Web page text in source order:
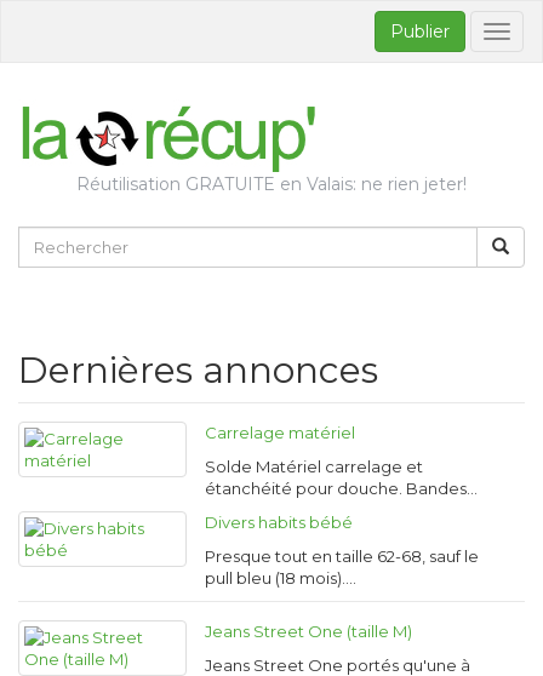
Publier
Réutilisation GRATUITE en Valais: ne rien jeter!
Dernières annonces
Carrelage matériel
Solde Matériel carrelage et
étanchéité pour douche. Bandes…
Divers habits bébé
Presque tout en taille 62-68, sauf le
pull bleu (18 mois).…
Jeans Street One (taille M)
Jeans Street One portés qu'une à